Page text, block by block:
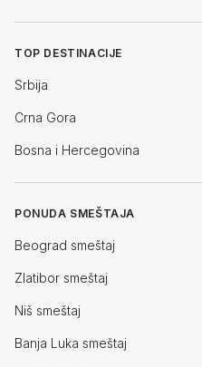
TOP DESTINACIJE
Srbija
Crna Gora
Bosna i Hercegovina
PONUDA SMEŠTAJA
Beograd smeštaj
Zlatibor smeštaj
Niš smeštaj
Banja Luka smeštaj